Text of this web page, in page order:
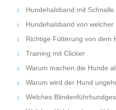
Hundehalsband mit
Hundehalsband von
Richtige Fütterung von dem
Training mit Clicker
Warum machen die Hunde
Warum wird der Hund
Welches